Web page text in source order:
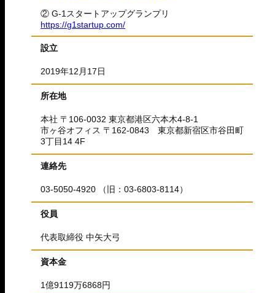
② G-1スタートアップグランプリ
https://g1startup.com/
設立
2019年12月17日
所在地
本社 〒106-0032 東京都港区六本木4-8-1
市ヶ谷オフィス 〒162-0843 東京都新宿区市谷田町
3丁目14 4F
連絡先
03-5050-4920 （旧：03-6803-8114）
役員
代表取締役 中矢大弓
資本金
1億9119万6868円